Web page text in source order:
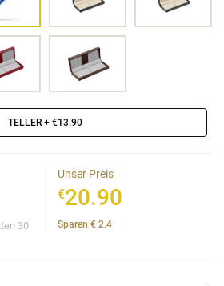
TELLER+ €13.90
30
Unser Preis
€20.90
Sparen € 2.4